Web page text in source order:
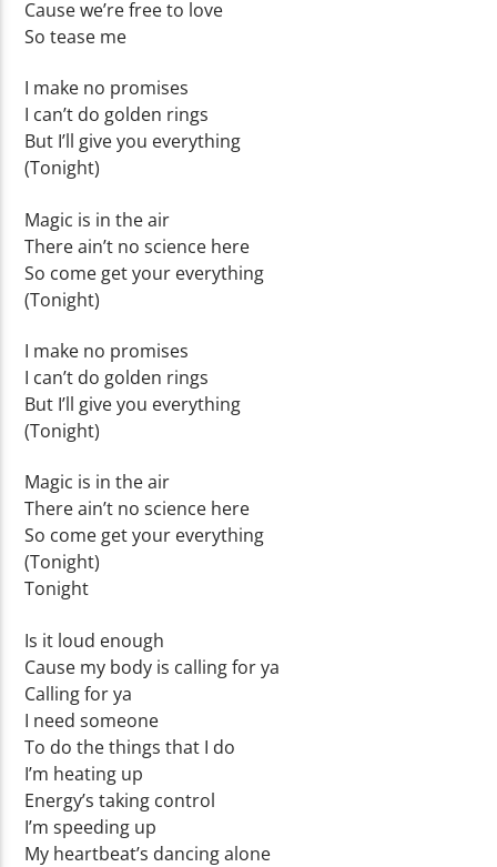
Cause we’re free to love
So tease me
I make no promises
I can’t do golden rings
But I’ll give you everything
(Tonight)
Magic is in the air
There ain’t no science here
So come get your everything
(Tonight)
I make no promises
I can’t do golden rings
But I’ll give you everything
(Tonight)
Magic is in the air
There ain’t no science here
So come get your everything
(Tonight)
Tonight
Is it loud enough
Cause my body is calling for ya
Calling for ya
I need someone
To do the things that I do
I’m heating up
Energy’s taking control
I’m speeding up
My heartbeat’s dancing alone